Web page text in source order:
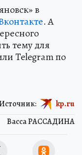
в
. А
тему для
Telegram по
Васса РАССАДИНА
kp.ru